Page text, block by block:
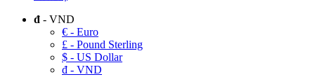
đ - VND
€ - Euro
£ - Pound Sterling
$ - US Dollar
đ - VND